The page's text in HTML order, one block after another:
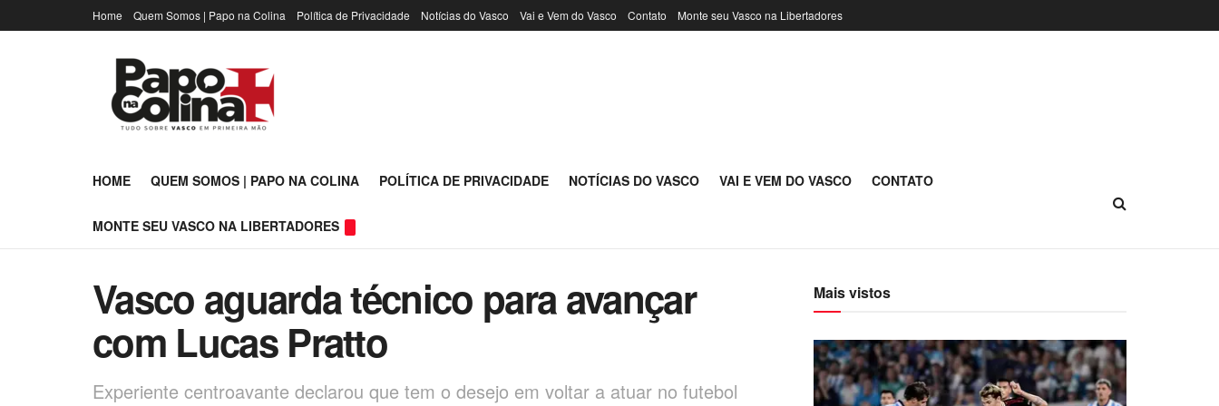
Home Quem Somos | Papo na Colina Política de Privacidade Notícias do Vasco Vai e Vem do Vasco Contato Monte seu Vasco na Libertadores
HOME QUEM SOMOS | PAPO NA COLINA POLÍTICA DE PRIVACIDADE NOTÍCIAS DO VASCO VAI E VEM DO VASCO CONTATO
MONTE SEU VASCO NA LIBERTADORES
Vasco aguarda técnico para avançar
com Lucas Pratto
Experiente centroavante declarou que tem o desejo em voltar a atuar no futebol
Mais vistos